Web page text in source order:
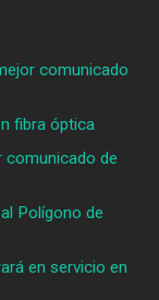
comunicado
fibra óptica
comunicado de
Polígono de
en servicio en